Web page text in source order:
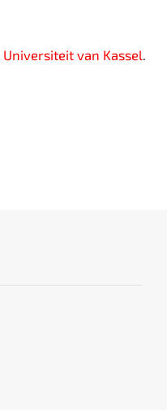
Universiteit van Kassel